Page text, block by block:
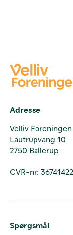
Adresse
Velliv
Lautrupvang 10
2750 Ballerup
CVR-nr: 36741422
Spørgsmål